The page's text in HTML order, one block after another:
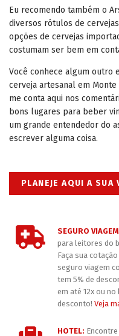
Eu recomendo também o
diversos rótulos de
opções de cervejas
costumam ser bem em
Você conhece algum outro
cerveja artesanal em
me conta aqui nos
bons lugares para beber
um grande entendedor do
escrever alguma coisa.
PLANEJE AQUI A SUA
SEGURO
para leitores do
Faça sua
seguro viagem
tem 5% de
em até 12x ou
desconto! Veja
HOTEL: